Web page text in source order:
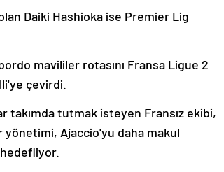
Daiki Hashioka ise Premier Lig
mavililer rotasını Fransa Ligue 2
çevirdi.
takımda tutmak isteyen Fransız ekibi,
Ajaccio'yu daha makul